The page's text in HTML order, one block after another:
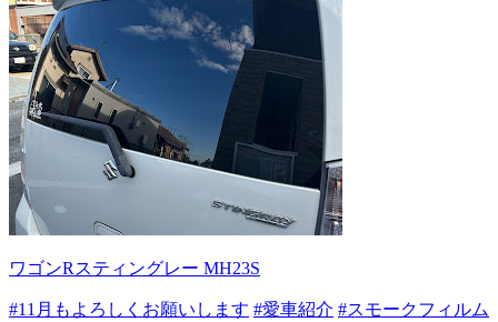
ワゴンRスティングレー MH23S
#11月もよろしくお願いします #愛車紹介 #スモークフィルム